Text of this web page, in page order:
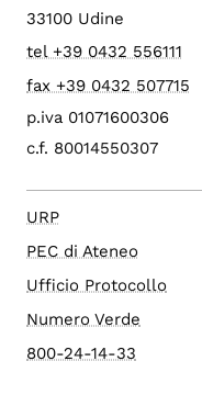
33100 Udine
tel +39 0432 556111
fax +39 0432 507715
p.iva 01071600306
c.f. 80014550307
URP
PEC di Ateneo
Ufficio Protocollo
Numero Verde
800-24-14-33